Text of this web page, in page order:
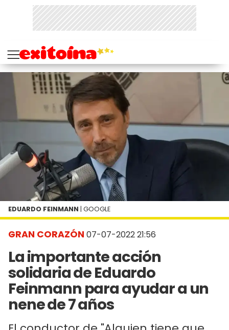
GRAN CORAZÓN 07-07-2022 21:56
La importante acción
solidaria de Eduardo
Feinmann para ayudar a un
nene de 7 años
EDUARDO FEINMANN | GOOGLE